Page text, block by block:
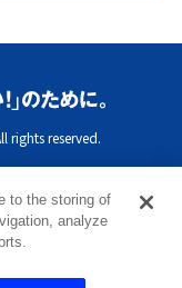
rights reserved.
to the storing of
analyze